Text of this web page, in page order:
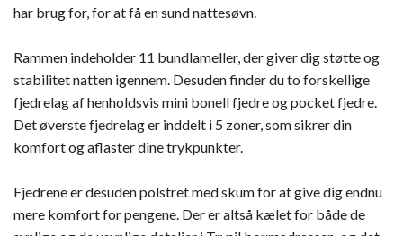
har brug for, for at få en sund nattesøvn.
Rammen indeholder 11 bundlameller, der giver dig støtte og
stabilitet natten igennem. Desuden finder du to forskellige
fjedrelag af henholdsvis mini bonell fjedre og pocket fjedre.
Det øverste fjedrelag er inddelt i 5 zoner, som sikrer din
komfort og aflaster dine trykpunkter.
Fjedrene er desuden polstret med skum for at give dig endnu
mere komfort for pengene. Der er altså kælet for både de